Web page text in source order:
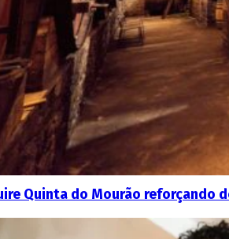
Quinta do Mourão reforçando